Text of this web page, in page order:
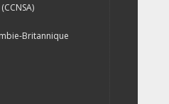
(CCNSA)
Britannique